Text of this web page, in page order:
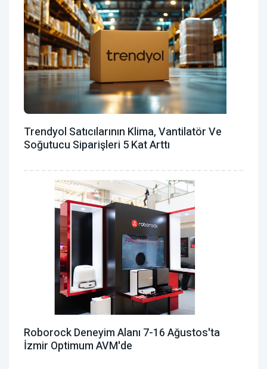
Trendyol Satıcılarının Klima, Vantilatör ‎ve
Soğutucu Siparişleri 5 Kat Arttı
Roborock Deneyim Alanı 7-16 Ağustos'ta
İzmir Optimum AVM'de